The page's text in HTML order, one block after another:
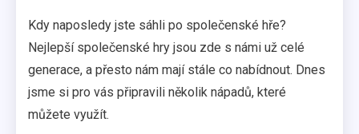
Kdy naposledy jste sáhli po společenské hře?
Nejlepší společenské hry jsou zde s námi už celé
generace, a přesto nám mají stále co nabídnout. Dnes
jsme si pro vás připravili několik nápadů, které
můžete využít.